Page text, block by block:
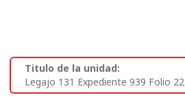
Titulo de la unidad:
Legajo 131 Expediente 939 Folio 22